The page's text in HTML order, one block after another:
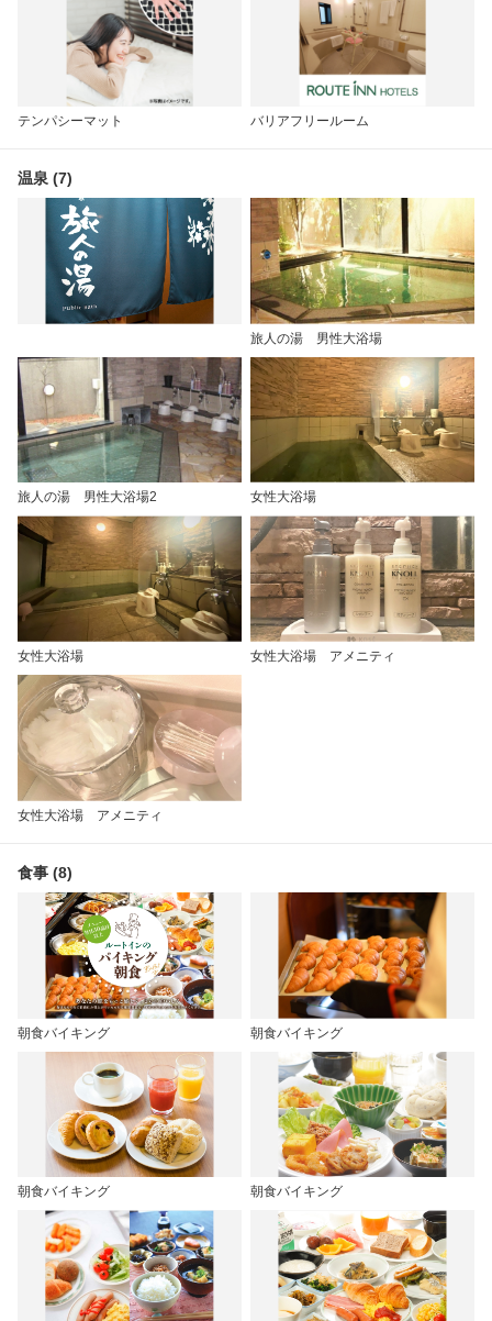
テンパシーマット バリアフリールーム
温泉 (7)
旅人の湯 男性大浴場
旅人の湯 男性大浴場2 女性大浴場
女性大浴場 女性大浴場 アメニティ
女性大浴場 アメニティ
食事 (8)
朝食バイキング 朝食バイキング
朝食バイキング 朝食バイキング